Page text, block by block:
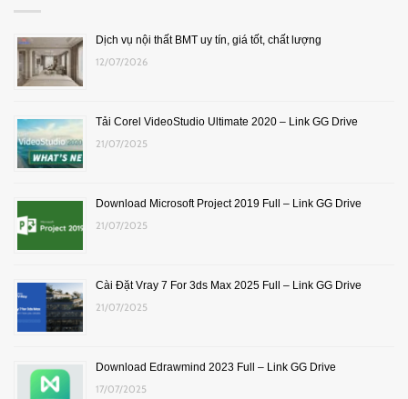
Dịch vụ nội thất BMT uy tín, giá tốt, chất lượng
12/07/2026
Tải Corel VideoStudio Ultimate 2020 – Link GG Drive
21/07/2025
Download Microsoft Project 2019 Full – Link GG Drive
21/07/2025
Cài Đặt Vray 7 For 3ds Max 2025 Full – Link GG Drive
21/07/2025
Download Edrawmind 2023 Full – Link GG Drive
17/07/2025